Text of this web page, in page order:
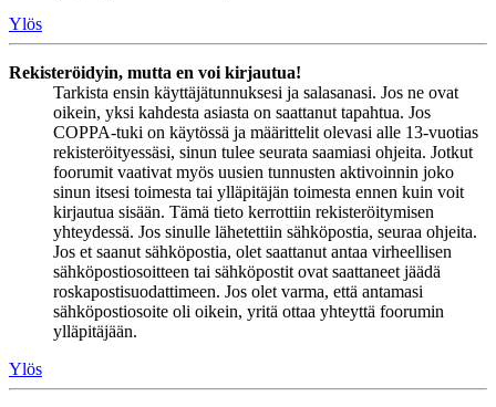
Ylös
Rekisteröidyin, mutta en voi kirjautua!
Tarkista ensin käyttäjätunnuksesi ja salasanasi. Jos ne ovat
oikein, yksi kahdesta asiasta on saattanut tapahtua. Jos
COPPA-tuki on käytössä ja määrittelit olevasi alle 13-vuotias
rekisteröityessäsi, sinun tulee seurata saamiasi ohjeita. Jotkut
foorumit vaativat myös uusien tunnusten aktivoinnin joko
sinun itsesi toimesta tai ylläpitäjän toimesta ennen kuin voit
kirjautua sisään. Tämä tieto kerrottiin rekisteröitymisen
yhteydessä. Jos sinulle lähetettiin sähköpostia, seuraa ohjeita.
Jos et saanut sähköpostia, olet saattanut antaa virheellisen
sähköpostiosoitteen tai sähköpostit ovat saattaneet jäädä
roskapostisuodattimeen. Jos olet varma, että antamasi
sähköpostiosoite oli oikein, yritä ottaa yhteyttä foorumin
ylläpitäjään.
Ylös